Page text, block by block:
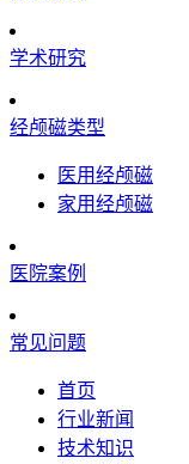
学术研究
经颅磁类型
医用经颅磁
家用经颅磁
医院案例
常见问题
首页
行业新闻
技术知识